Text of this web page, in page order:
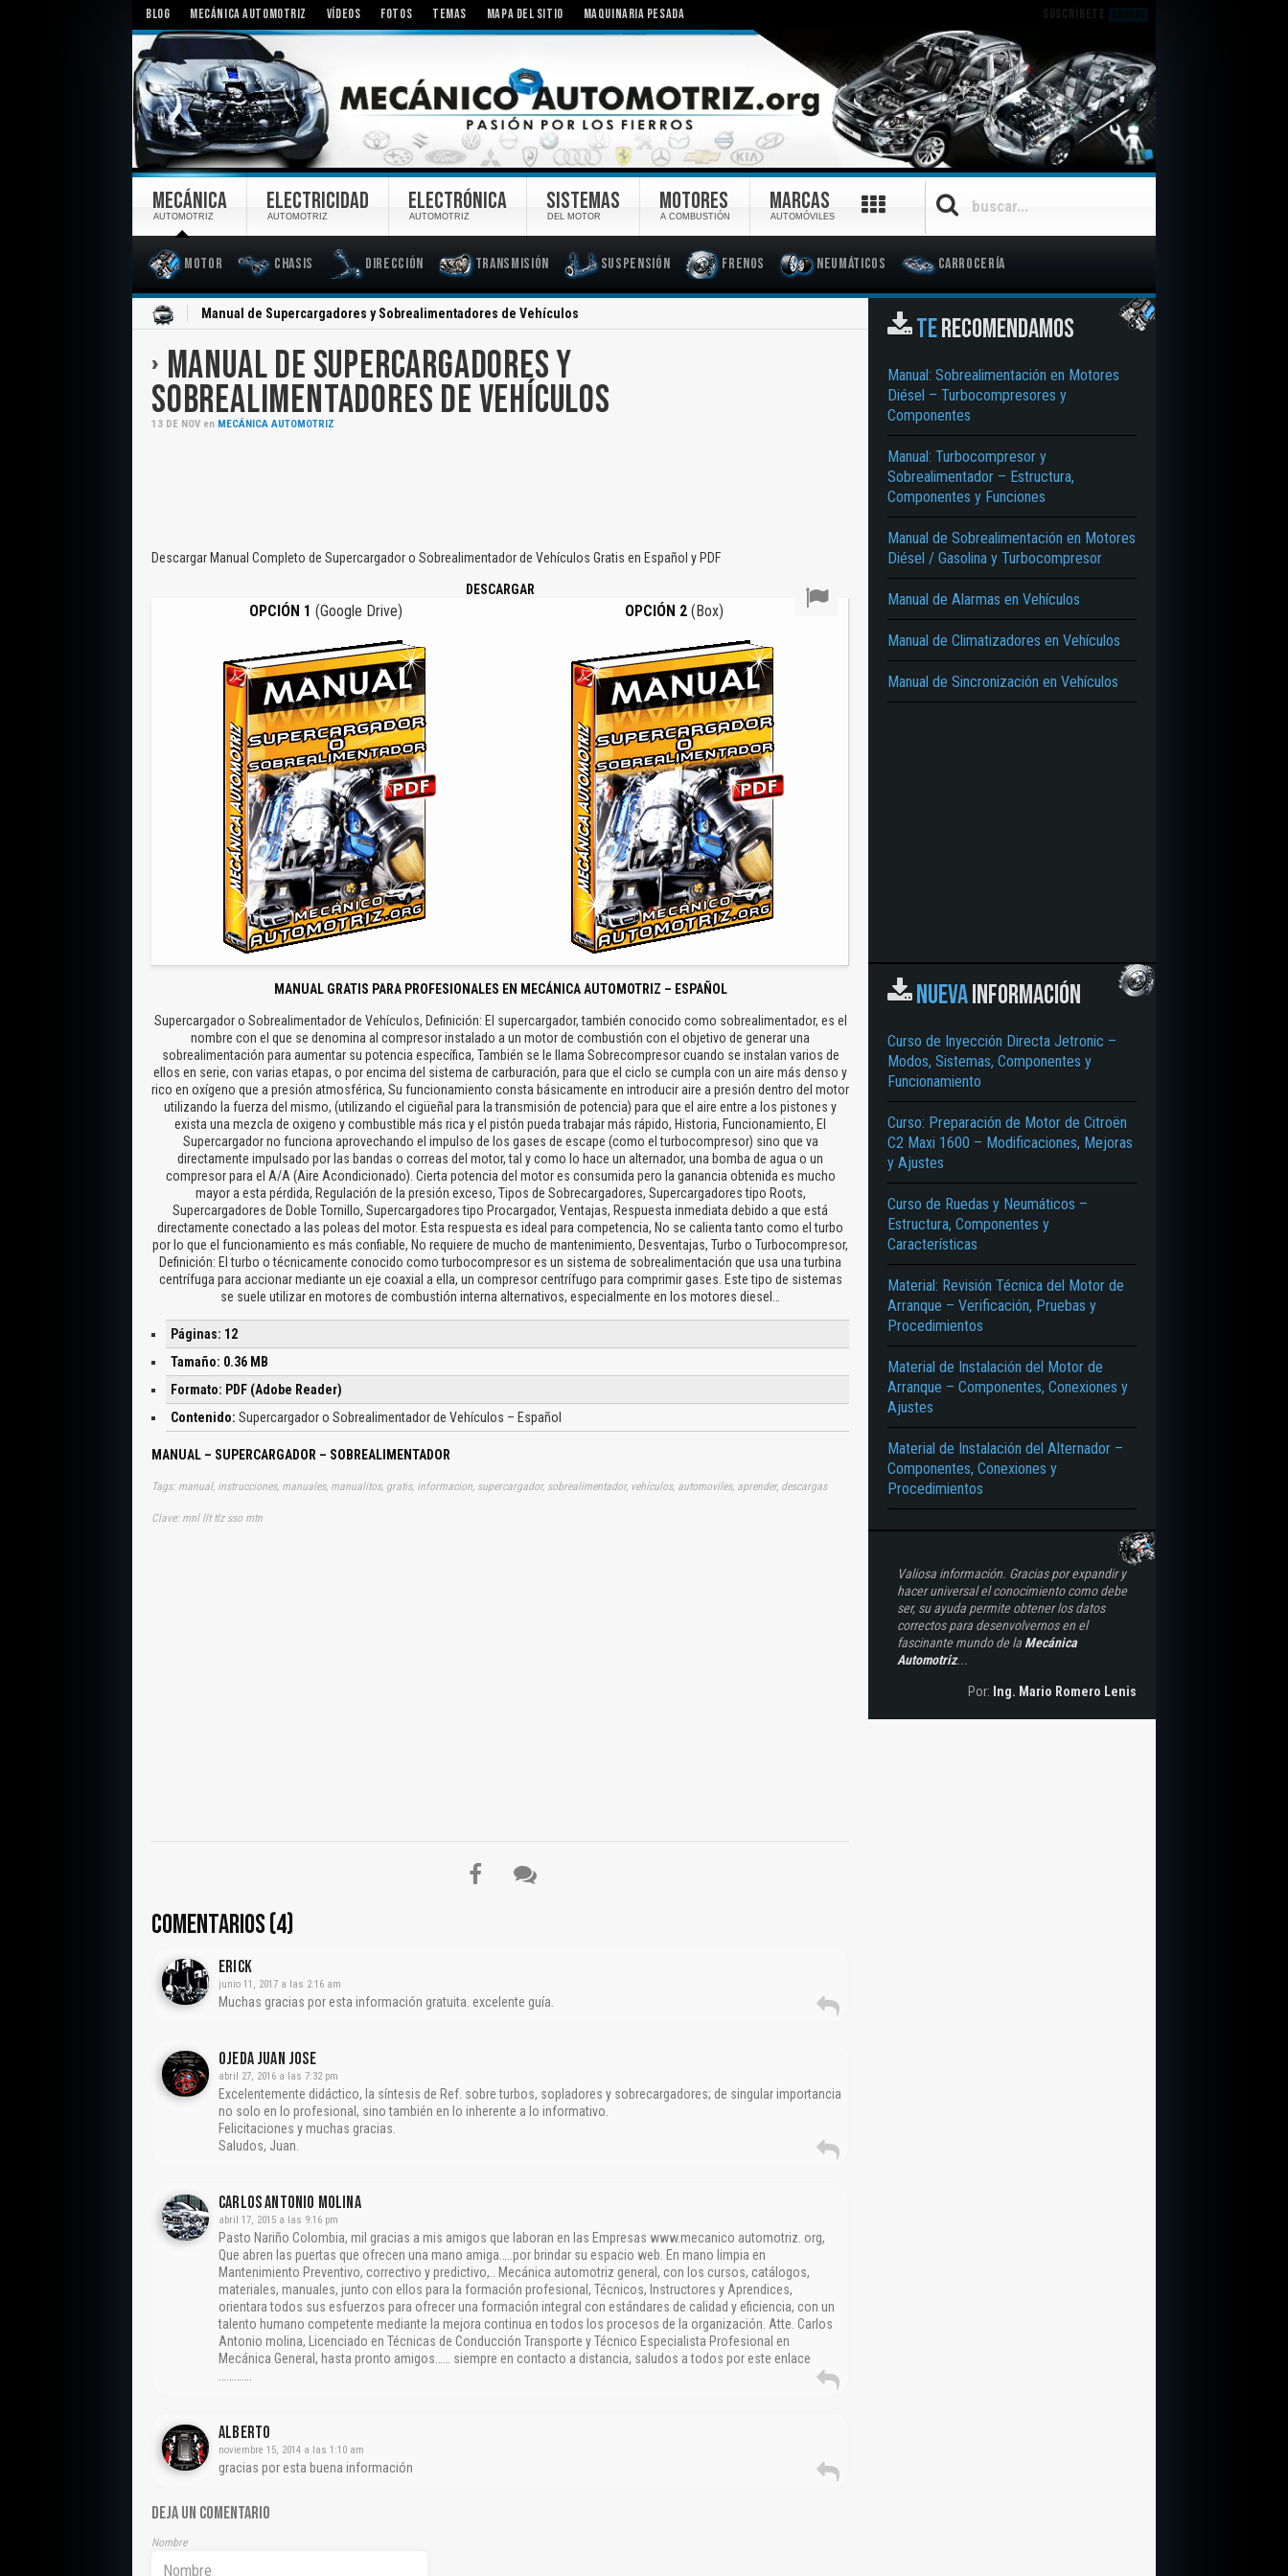
BLOG MECÁNICA AUTOMOTRIZ VÍDEOS FOTOS TEMAS MAPA DEL SITIO MAQUINARIA PESADA SUSCRÍBETE
MECÁNICA
AUTOMOTRIZ
Motor Chasis Dirección Transmisión Suspensión Frenos Neumáticos Carrocería
ELECTRICIDAD
AUTOMOTRIZ
ELECTRÓNICA
AUTOMOTRIZ
SISTEMAS
DEL MOTOR
MOTORES
A COMBUSTIÓN
MARCAS
AUTOMÓVILES
Manual de Supercargadores y Sobrealimentadores de Vehículos
MANUAL DE SUPERCARGADORES Y
SOBREALIMENTADORES DE VEHÍCULOS
13 DE NOV en MECÁNICA AUTOMOTRIZ
Descargar Manual Completo de Supercargador o Sobrealimentador de Vehículos Gratis en Español y PDF
DESCARGAR
OPCIÓN 1 (Google Drive) OPCIÓN 2(Box)
MANUAL GRATIS PARA PROFESIONALES EN MECÁNICA AUTOMOTRIZ – ESPAÑOL
Supercargador o Sobrealimentador de Vehículos, Definición: El supercargador, también conocido como sobrealimentador, es el
nombre con el que se denomina al compresor instalado a un motor de combustión con el objetivo de generar una
sobrealimentación para aumentar su potencia específica, También se le llama Sobrecompresor cuando se instalan varios de
ellos en serie, con varias etapas, o por encima del sistema de carburación, para que el ciclo se cumpla con un aire más denso y
rico en oxígeno que a presión atmosférica, Su funcionamiento consta básicamente en introducir aire a presión dentro del motor
utilizando la fuerza del mismo, (utilizando el cigüeñal para la transmisión de potencia) para que el aire entre a los pistones y
exista una mezcla de oxigeno y combustible más rica y el pistón pueda trabajar más rápido, Historia, Funcionamiento, El
Supercargador no funciona aprovechando el impulso de los gases de escape (como el turbocompresor) sino que va
directamente impulsado por las bandas o correas del motor, tal y como lo hace un alternador, una bomba de agua o un
compresor para el A/A (Aire Acondicionado). Cierta potencia del motor es consumida pero la ganancia obtenida es mucho
mayor a esta pérdida, Regulación de la presión exceso, Tipos de Sobrecargadores, Supercargadores tipo Roots,
Supercargadores de Doble Tornillo, Supercargadores tipo Procargador, Ventajas, Respuesta inmediata debido a que está
directamente conectado a las poleas del motor. Esta respuesta es ideal para competencia, No se calienta tanto como el turbo
por lo que el funcionamiento es más confiable, No requiere de mucho de mantenimiento, Desventajas, Turbo o Turbocompresor,
Definición: El turbo o técnicamente conocido como turbocompresor es un sistema de sobrealimentación que usa una turbina
centrífuga para accionar mediante un eje coaxial a ella, un compresor centrífugo para comprimir gases. Este tipo de sistemas
se suele utilizar en motores de combustión interna alternativos, especialmente en los motores diesel…
Páginas: 12
Tamaño: 0.36 MB
Formato: PDF (Adobe Reader)
Contenido: Supercargador o Sobrealimentador de Vehículos – Español
MANUAL – SUPERCARGADOR – SOBREALIMENTADOR
Tags: manual, instrucciones, manuales, manualitos, gratis, informacion, supercargador, sobrealimentador, vehículos, automoviles, aprender, descargas
Clave: mnl llt tlz sso mtn
COMENTARIOS (4)
Erick
junio 11, 2017 a las 2:16 am
Muchas gracias por esta información gratuita. excelente guía.
Ojeda Juan Jose
abril 27, 2016 a las 7:32 pm
Excelentemente didáctico, la síntesis de Ref. sobre turbos, sopladores y sobrecargadores; de singular importancia
no solo en lo profesional, sino también en lo inherente a lo informativo.
Felicitaciones y muchas gracias.
Saludos, Juan.
CARLOS ANTONIO MOLINA
abril 17, 2015 a las 9:16 pm
Pasto Nariño Colombia, mil gracias a mis amigos que laboran en las Empresas www.mecanico automotriz. org,
Que abren las puertas que ofrecen una mano amiga…..por brindar su espacio web. En mano limpia en
Mantenimiento Preventivo, correctivo y predictivo,.. Mecánica automotriz general, con los cursos, catálogos,
materiales, manuales, junto con ellos para la formación profesional, Técnicos, Instructores y Aprendices,
orientara todos sus esfuerzos para ofrecer una formación integral con estándares de calidad y eficiencia, con un
talento humano competente mediante la mejora continua en todos los procesos de la organización. Atte. Carlos
Antonio molina, Licenciado en Técnicas de Conducción Transporte y Técnico Especialista Profesional en
Mecánica General, hasta pronto amigos…… siempre en contacto a distancia, saludos a todos por este enlace
Alberto
noviembre 15, 2014 a las 1:10 am
gracias por esta buena información
DEJA UN COMENTARIO
Nombre
TERECOMENDAMOS
Manual: Sobrealimentación en Motores
Diésel – Turbocompresores y
Componentes
Manual: Turbocompresor y
Sobrealimentador – Estructura,
Componentes y Funciones
Manual de Sobrealimentación en Motores
Diésel / Gasolina y Turbocompresor
Manual de Alarmas en Vehículos
Manual de Climatizadores en Vehículos
Manual de Sincronización en Vehículos
NUEVAINFORMACIÓN
Curso de Inyección Directa Jetronic –
Modos, Sistemas, Componentes y
Funcionamiento
Curso: Preparación de Motor de Citroën
C2 Maxi 1600 – Modificaciones, Mejoras
y Ajustes
Curso de Ruedas y Neumáticos –
Estructura, Componentes y
Características
Material: Revisión Técnica del Motor de
Arranque – Verificación, Pruebas y
Procedimientos
Material de Instalación del Motor de
Arranque – Componentes, Conexiones y
Ajustes
Material de Instalación del Alternador –
Componentes, Conexiones y
Procedimientos
Valiosa información. Gracias por expandir y
hacer universal el conocimiento como debe
ser, su ayuda permite obtener los datos
correctos para desenvolvernos en el
fascinante mundo de la Mecánica
Automotriz...
Por: Ing. Mario Romero Lenis